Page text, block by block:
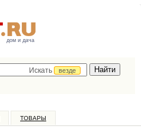
дом и дача
Искать
везде
ТОВАРЫ